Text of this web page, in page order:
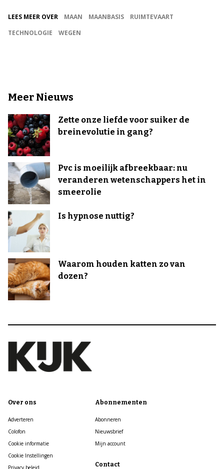
LEES MEER OVER MAAN MAANBASIS
RUIMTEVAART
TECHNOLOGIE
WEGEN
Meer Nieuws
Zette onze liefde voor suiker de
breinevolutie in gang?
Pvc is moeilijk afbreekbaar: nu
veranderen wetenschappers het in
smeerolie
Is hypnose nuttig?
Waarom houden katten zo van
dozen?
Over ons
Adverteren
Colofon
Cookie informatie
Cookie Instellingen
Privacy beleid
Abonnementen
Abonneren
Nieuwsbrief
Mijn account
Contact